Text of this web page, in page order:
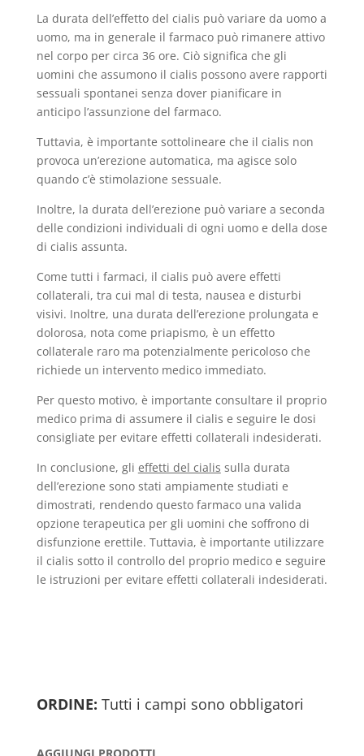
La durata dell’effetto del cialis può variare da uomo a
uomo, ma in generale il farmaco può rimanere attivo
nel corpo per circa 36 ore. Ciò significa che gli
uomini che assumono il cialis possono avere rapporti
sessuali spontanei senza dover pianificare in
anticipo l’assunzione del farmaco.
Tuttavia, è importante sottolineare che il cialis non
provoca un’erezione automatica, ma agisce solo
quando c’è stimolazione sessuale.
Inoltre, la durata dell’erezione può variare a seconda
delle condizioni individuali di ogni uomo e della dose
di cialis assunta.
Come tutti i farmaci, il cialis può avere effetti
collaterali, tra cui mal di testa, nausea e disturbi
visivi. Inoltre, una durata dell’erezione prolungata e
dolorosa, nota come priapismo, è un effetto
collaterale raro ma potenzialmente pericoloso che
richiede un intervento medico immediato.
Per questo motivo, è importante consultare il proprio
medico prima di assumere il cialis e seguire le dosi
consigliate per evitare effetti collaterali indesiderati.
In conclusione, gli effetti del cialis sulla durata
dell’erezione sono stati ampiamente studiati e
dimostrati, rendendo questo farmaco una valida
opzione terapeutica per gli uomini che soffrono di
disfunzione erettile. Tuttavia, è importante utilizzare
il cialis sotto il controllo del proprio medico e seguire
le istruzioni per evitare effetti collaterali indesiderati.
ORDINE: Tutti i campi sono obbligatori